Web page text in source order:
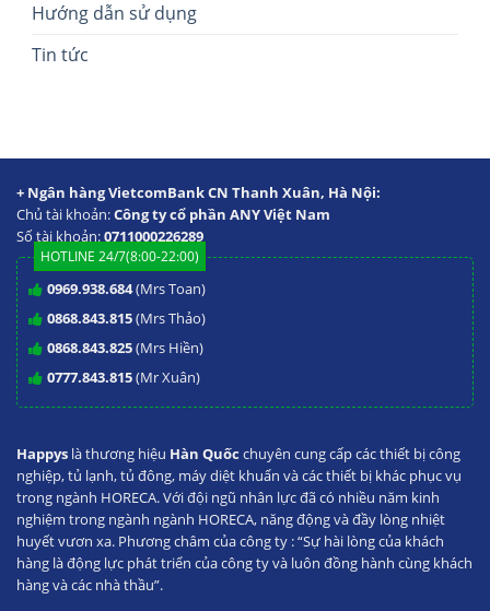
Hướng dẫn sử dụng
Tin tức
+ Ngân hàng VietcomBank CN Thanh Xuân, Hà Nội:
Chủ tài khoản:Công ty cổ phần ANY Việt Nam
Số tài khoản:0711000226289
HOTLINE 24/7(8:00-22:00)
0969.938.684(Mrs Toan)
0868.843.815(Mrs Thảo)
0868.843.825(Mrs Hiền)
0777.843.815(Mr Xuân)
Happys là thương hiệu Hàn Quốc chuyên cung cấp các thiết bị công
nghiệp, tủ lạnh, tủ đông, máy diệt khuẩn và các thiết bị khác phục vụ
trong ngành HORECA. Với đội ngũ nhân lực đã có nhiều năm kinh
nghiệm trong ngành ngành HORECA, năng động và đầy lòng nhiệt
huyết vươn xa. Phương châm của công ty : “Sự hài lòng của khách
hàng là động lực phát triển của công ty và luôn đồng hành cùng khách
hàng và các nhà thầu”.